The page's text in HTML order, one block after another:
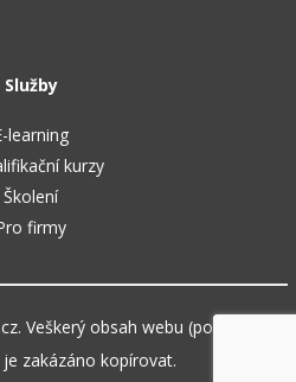
Služby
learning
kurzy
Školení
firmy
Veškerý obsah webu (pokud není
zakázáno kopírovat.